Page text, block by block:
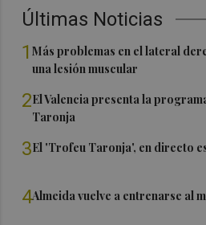
Últimas Noticias
1Más problemas en el lateral
una lesión muscular
2El Valencia presenta la
Taronja
3El 'Trofeu Taronja', en directo
4Almeida vuelve a entrenarse al